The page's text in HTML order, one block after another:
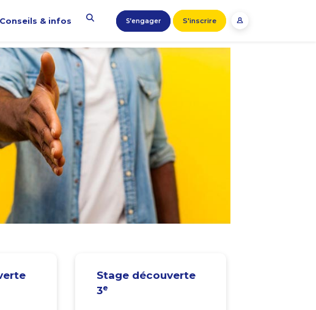
Conseils & infos S’engager S'inscrire
Stage découverte
3e